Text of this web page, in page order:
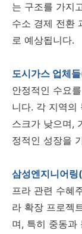
는 구조를 가지
수소 경제 전환
로 예상됩니다.
도시가스 업체들
안정적인 수요
니다. 각 지역의
스크가 낮으며,
정적인 성장을
삼성엔지니어
프라 관련 수혜
라 확장 프로젝
며, 특히 중동과